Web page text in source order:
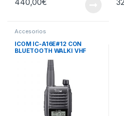
440,00€
Accesorios
ICOM IC-A16E#12 CON
BLUETOOTH WALKI VHF
CON 8,33 Y 25 KHZ,…